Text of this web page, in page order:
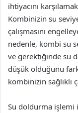
ihtiyacını
Kombinizin su
çalışmasını
nedenle, kombi su
ve gerektiğinde su
düşük olduğunu
kombinizin sağlıklı
Su doldurma işlemi